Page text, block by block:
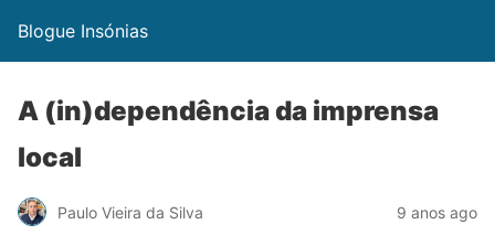
Blogue Insónias
A (in)dependência da imprensa
local
Paulo Vieira da Silva 9 anos ago